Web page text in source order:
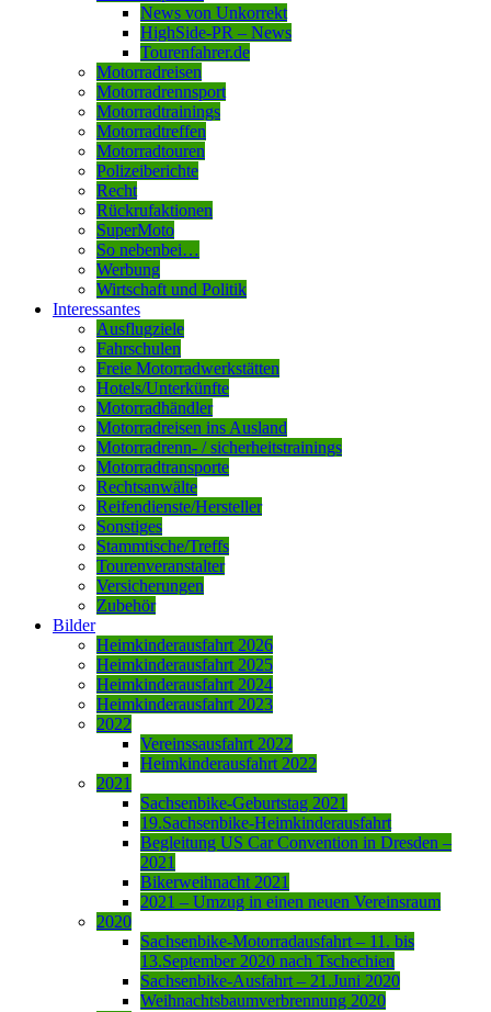
News von Unkorrekt
HighSide-PR – News
Tourenfahrer.de
Motorradreisen
Motorradrennsport
Motorradtrainings
Motorradtreffen
Motorradtouren
Polizeiberichte
Recht
Rückrufaktionen
SuperMoto
So nebenbei…
Werbung
Wirtschaft und Politik
Interessantes
Ausflugziele
Fahrschulen
Freie Motorradwerkstätten
Hotels/Unterkünfte
Motorradhändler
Motorradreisen ins Ausland
Motorradrenn- / sicherheitstrainings
Motorradtransporte
Rechtsanwälte
Reifendienste/Hersteller
Sonstiges
Stammtische/Treffs
Tourenveranstalter
Versicherungen
Zubehör
Bilder
Heimkinderausfahrt 2026
Heimkinderausfahrt 2025
Heimkinderausfahrt 2024
Heimkinderausfahrt 2023
2022
Vereinssausfahrt 2022
Heimkinderausfahrt 2022
2021
Sachsenbike-Geburtstag 2021
19.Sachsenbike-Heimkinderausfahrt
Begleitung US Car Convention in Dresden –
2021
Bikerweihnacht 2021
2021 – Umzug in einen neuen Vereinsraum
2020
Sachsenbike-Motorradausfahrt – 11. bis
13.September 2020 nach Tschechien
Sachsenbike-Ausfahrt – 21.Juni 2020
Weihnachtsbaumverbrennung 2020